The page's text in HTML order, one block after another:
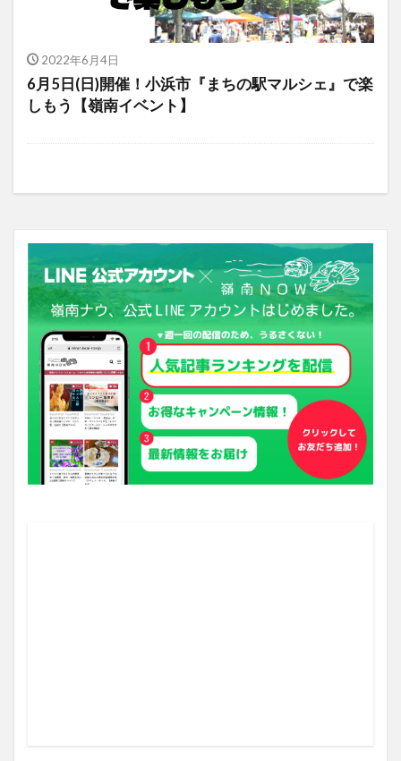
2022年6月4日
6月5日(日)開催！小浜市『まちの駅マルシェ』で楽
しもう【嶺南イベント】